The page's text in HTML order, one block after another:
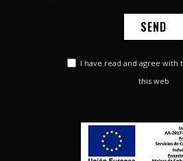
I have read and agree with
this web